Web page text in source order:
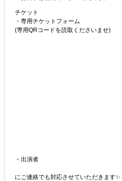
チケット
・専用チケットフォーム
(専用QRコードを読取くださいませ)
・出演者
にご連絡でも対応させていただきます✨